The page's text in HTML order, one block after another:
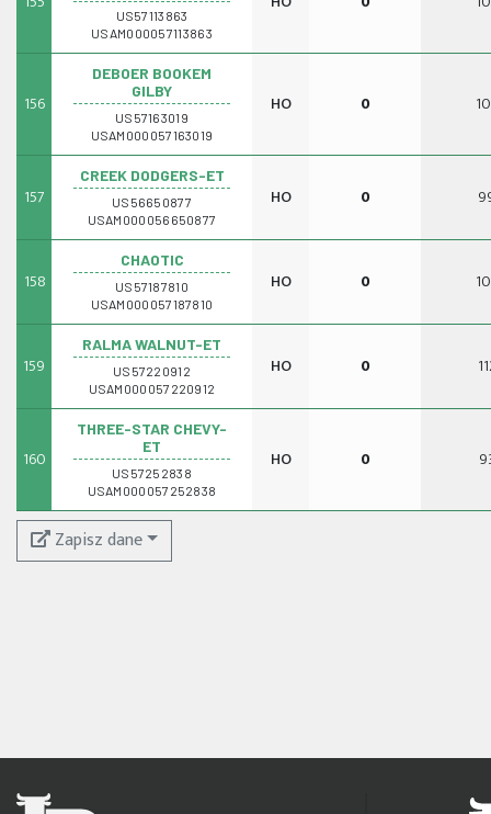
US57113863
USAM000057113863
156
DEBOER BOOKEM
GILBY
US57163019
USAM000057163019
HO 0
157
CREEK DODGERS-ET
US56650877
USAM000056650877
HO 0
158
CHAOTIC
US57187810
USAM000057187810
HO 0
159
RALMA WALNUT-ET
US57220912
USAM000057220912
HO 0
160
THREE-STAR CHEVY-
ET
US57252838
USAM000057252838
HO 0
Zapisz dane